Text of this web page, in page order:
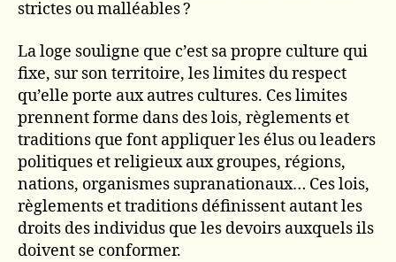
strictes ou malléables ?
La loge souligne que c’est sa propre culture qui
fixe, sur son territoire, les limites du respect
qu’elle porte aux autres cultures. Ces limites
prennent forme dans des lois, règlements et
traditions que font appliquer les élus ou leaders
politiques et religieux aux groupes, régions,
nations, organismes supranationaux… Ces lois,
règlements et traditions définissent autant les
droits des individus que les devoirs auxquels ils
doivent se conformer.